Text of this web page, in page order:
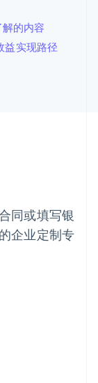
的内容
益实现路径
同或填写银
企业定制专